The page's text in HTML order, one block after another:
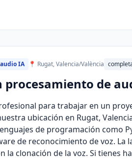
IA 📍 Rugat, Valencia/València
procesamiento de
para trabajar en un
ubicación en Rugat,
de programación como
de reconocimiento de voz.
la clonación de la voz. Si tienes